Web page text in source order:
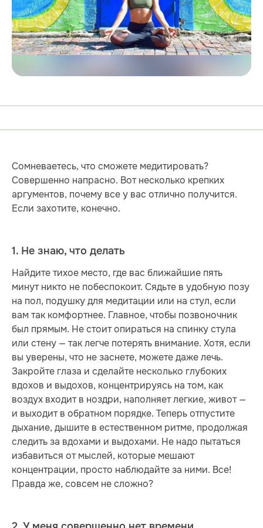
Сомневаетесь, что сможете медитировать?
Совершенно напрасно. Вот несколько крепких
аргументов, почему все у вас отлично получится.
Если захотите, конечно.
1. Не знаю, что делать
Найдите тихое место, где вас ближайшие пять
минут никто не побеспокоит. Сядьте в удобную позу
на пол, подушку для медитации или на стул, если
вам так комфортнее. Главное, чтобы позвоночник
был прямым. Не стоит опираться на спинку стула
или стену — так легче потерять внимание. Хотя, если
вы уверены, что не заснете, можете даже лечь.
Закройте глаза и сделайте несколько глубоких
вдохов и выдохов, концентрируясь на том, как
воздух входит в ноздри, наполняет легкие, живот —
и выходит в обратном порядке. Теперь отпустите
дыхание, дышите в естественном ритме, продолжая
следить за вдохами и выдохами. Не надо пытаться
избавиться от мыслей, которые мешают
концентрации, просто наблюдайте за ними. Все!
Правда же, совсем не сложно?